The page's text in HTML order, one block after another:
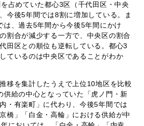
占めていた都心3区（千代田区・中央
今後5年間では8割に増加している。ま
は、過去5年間から今後5年間にかけ
割合が減少する一方で、中央区の割合
田区との順位も逆転している。都心3
ているのは中央区であることがわか
移を集計したうえで上位10地区を比較
供給の中心となっていた「虎ノ門・新
・有楽町」に代わり、今後5年間では
橋」「白金・高輪」における供給が中